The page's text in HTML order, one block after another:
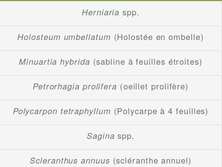
Herniaria spp.
Holosteum umbellatum (Holostée en ombelle)
Minuartia hybrida (sabline à feuilles étroites)
Petrorhagia prolifera (oeillet prolifère)
Polycarpon tetraphyllum (Polycarpe à 4 feuilles)
Sagina spp.
Scleranthus annuus (scléranthe annuel)